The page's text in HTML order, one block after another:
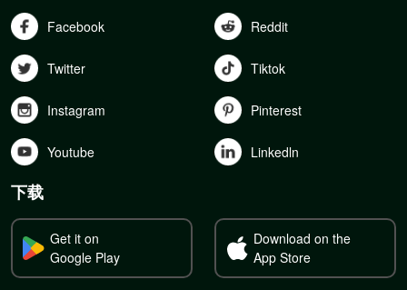
Facebook Reddit
Twitter Tiktok
Instagram Pinterest
Youtube Linkedln
下载
Get it on
Google Play
Download on the
App Store